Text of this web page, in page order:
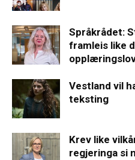
Språkrådet:
framleis like
Vestland vil
teksting
Krev like
regjeringa si